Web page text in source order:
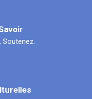
Soutenez.